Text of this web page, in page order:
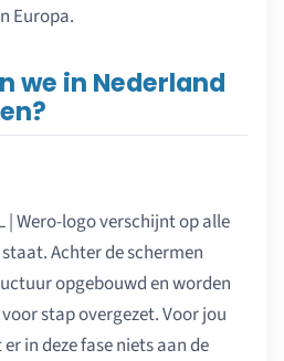
Europa.
we in Nederland
| Wero-logo verschijnt op alle
Achter de schermen
opgebouwd en worden
stap overgezet. Voor jou
in deze fase niets aan de